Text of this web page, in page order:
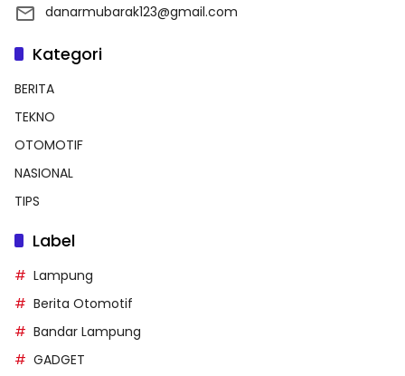
danarmubarak123@gmail.com
Kategori
BERITA
TEKNO
OTOMOTIF
NASIONAL
TIPS
Label
Lampung
Berita Otomotif
Bandar Lampung
GADGET